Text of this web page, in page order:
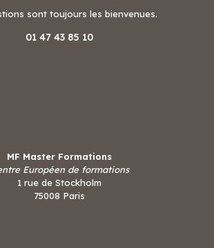
sont toujours les bienvenues.
01 47 43 85 10
MF Master Formations
Européen de formations
1 rue de Stockholm
75008 Paris